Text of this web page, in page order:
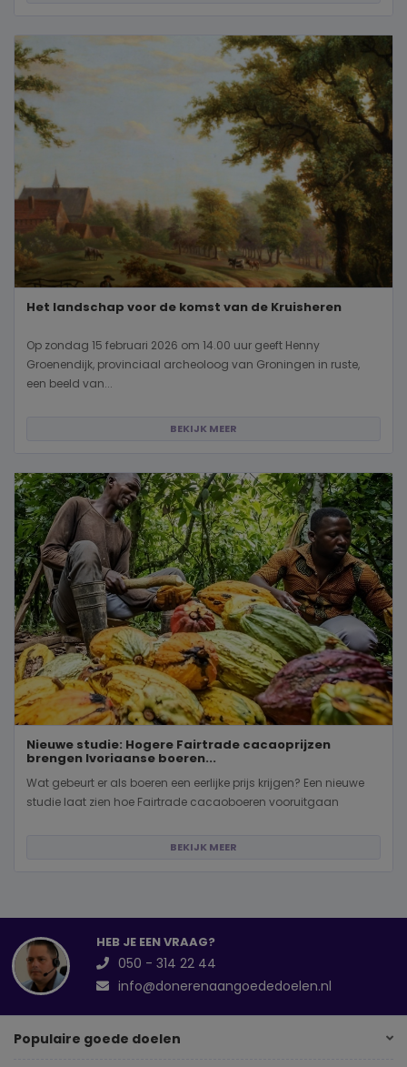
Het landschap voor de komst van de Kruisheren
Op zondag 15 februari 2026 om 14.00 uur geeft Henny
Groenendijk, provinciaal archeoloog van Groningen in ruste,
een beeld van...
BEKIJK MEER
Nieuwe studie: Hogere Fairtrade cacaoprijzen
brengen Ivoriaanse boeren...
Wat gebeurt er als boeren een eerlijke prijs krijgen? Een nieuwe
studie laat zien hoe Fairtrade cacaoboeren vooruitgaan
BEKIJK MEER
HEB JE EEN VRAAG?
050 - 314 22 44
info@donerenaangoededoelen.nl
Populaire goede doelen